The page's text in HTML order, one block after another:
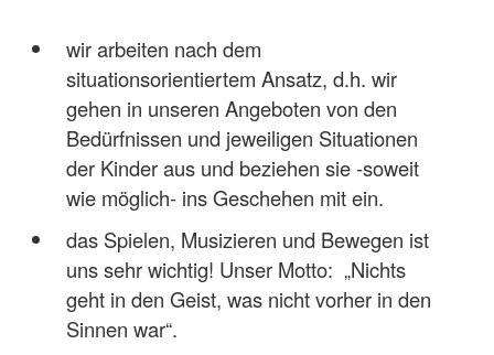
wir arbeiten nach dem
situationsorientiertem Ansatz, d.h. wir
gehen in unseren Angeboten von den
Bedürfnissen und jeweiligen Situationen
der Kinder aus und beziehen sie -soweit
wie möglich- ins Geschehen mit ein.
das Spielen, Musizieren und Bewegen ist
uns sehr wichtig! Unser Motto: „Nichts
geht in den Geist, was nicht vorher in den
Sinnen war“.